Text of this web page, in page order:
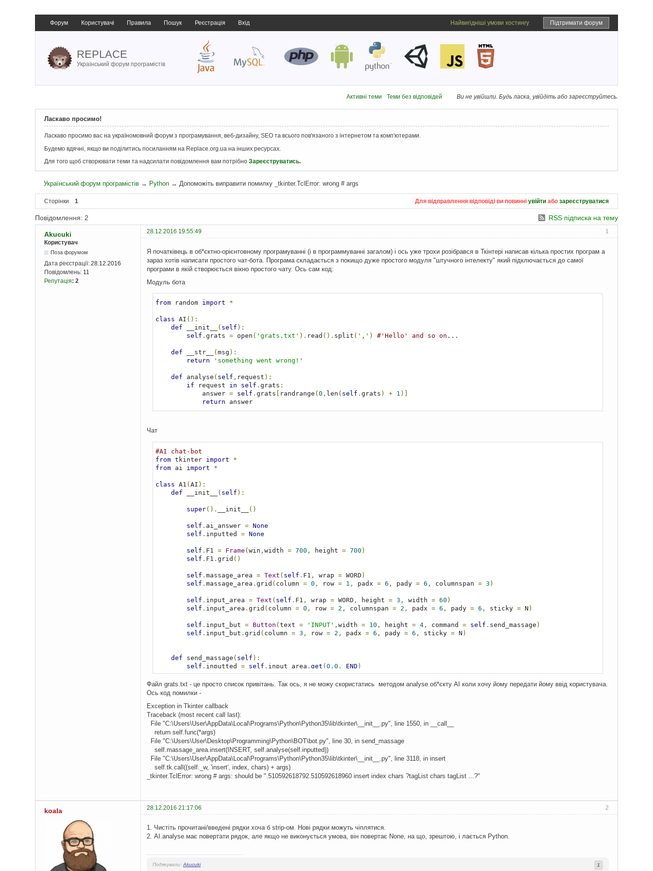
Форум Користувачі Правила Пошук Реєстрація Вхід Підтримати форум
Найвигідніші умови хостингу
REPLACE
Український форум програмістів
Ви не увійшли. Будь ласка, увійдіть або зареєструйтесь.
Активні теми Теми без відповідей
Ласкаво просимо!
Ласкаво просимо вас на україномовний форум з програмування, веб-дизайну, SEO та всього пов'язаного з інтернетом та комп'ютерами.
Будемо вдячні, якщо ви поділитись посиланням на Replace.org.ua на інших ресурсах.
Для того щоб створювати теми та надсилати повідомлення вам потрібно Зареєструватись.
Український форум програмістів → Python → Допоможіть виправити помилку _tkinter.TclError: wrong # args
Сторінки 1 Для відправлення відповіді ви повинні увійти або зареєструватися
RSS підписка на тему
Повідомлення: 2
1
Akucuki
28.12.2016 19:55:49
Користувач
Поза форумом
Дата реєстрації: 28.12.2016
Повідомлень: 11
Репутація: 2
Я початківець в об*єктно-орієнтовному програмуванні (і в программуванні загалом) і ось уже трохи розібрався в Ткінтері написав кілька простих програм а
зараз хотів написати простого чат-бота. Програма складається з покищо дуже простого модуля "штучного інтелекту" який підключається до самої
програми в якій створюється вікно простого чату. Ось сам код:
Модуль бота
from random import *
class AI ():
def __init__ ( self ):
self . grats = open ( 'grats.txt' ). read (). split ( ',' ) #'Hello' and so on...
def __str__ ( msg ):
return
'something went wrong!'
def analyse ( self , request ):
if request in self . grats :
            answer
= self . grats randrange ( 0 , len ( self . grats ) + 1 )]
return answer
Чат
#AI chat-bot
from tkinter import
*
from ai import *
class A1 (AI ):
def __init__ ( self ):
super(). __init__ ()
self . ai_answer = None
self . inputted = None
self . F1 = Frame (win , width = 700 , height = 700 )
self . F1 . grid ()
self . massage_area = Text ( self . F1 , wrap = WORD )
self . massage_area . grid ( column = 0 , row = 1 , padx = 6 , pady = 6 , columnspan = 3 )
self . input_area = Text ( self . F1 , wrap = WORD , height = 3 , width = 60 )
self . input_area . grid ( column = 0 , row = 2 , columnspan = 2 , padx = 6 , pady = 6 , sticky = N )
self . input_but = Button (text = 'INPUT' , width = 10 , height = 4, command = self . send_massage )
self . input_but . grid ( column = 3 , row = 2 , padx = 6 , pady = 6 , sticky = N )
def send_massage ( self ):
self . inputted = self . input_area . get (0.0 , END )
if self.inputted != '':
self.massage_area. insert( INSERT, self.inputted)
win = Tk()
app = A1()
win.mainloop ()
Файл grats.txt - це просто список привітань. Так ось, я не можу скористатись методом analyse об*єкту AI коли хочу йому передати йому ввід користувача.
Ось код помилки -
Exception in Tkinter callback
Traceback (most recent call last):
File "C:\Users\User\AppData\Local\Programs\Python\Python35\lib\tkinter\__init__.py", line 1550, in __call__
return self.func(*args)
File "C:\Users\User\Desktop\Programming\Python\BOT\bot.py", line 30, in send_massage
self.massage_area.insert(INSERT, self.analyse(self.inputted))
File "C:\Users\User\AppData\Local\Programs\Python\Python35\lib\tkinter\__init__.py", line 3118, in insert
self.tk.call((self._w, 'insert', index, chars) + args)
_tkinter.TclError: wrong # args: should be ".510592618792.510592618960 insert index chars ?tagList chars tagList ...?"
2
koala 28.12.2016 21:17:06
1. Чистіть прочитані/введені рядки хоча б strip-ом. Нові рядки можуть чіплятися.
2. AI.analyse має повертати рядок, але якщо не виконується умова, він повертає None, на що, зрештою, і лається Python.
Подякували:Akucuki 1